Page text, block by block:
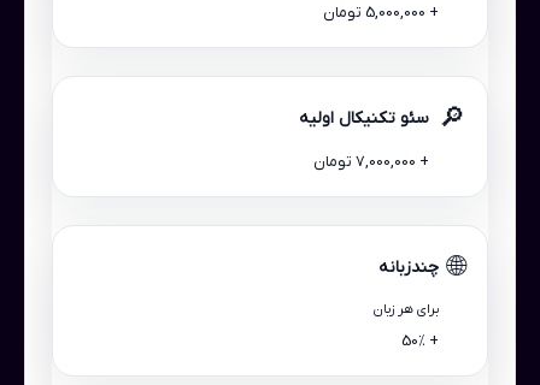
+ 5,000,000 تومان
🔎 سئو تکنیکال اولیه
+ 7,000,000 تومان
🌐 چندزبانه
برای هر زبان
+ 50٪